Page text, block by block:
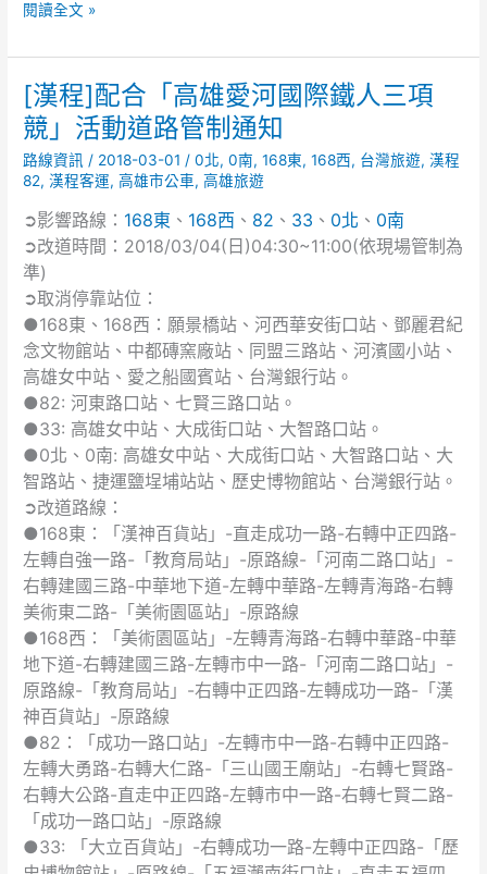
閱讀全文 »
[漢程]配合「高雄愛河國際鐵人三項
競」活動道路管制通知
路線資訊 / 2018-03-01 /0北,0南,168東,168西, 台灣旅遊,漢程
82,漢程客運,高雄市公車,高雄旅遊
➲影響路線： 168東 、 168西 、 82 、 33 、 0北 、 0南
➲改道時間：2018/03/04(日)04:30~11:00(依現場管制為
準)
➲取消停靠站位：
●168東、168西：願景橋站、河西華安街口站、鄧麗君紀
念文物館站、中都磚窯廠站、同盟三路站、河濱國小站、
高雄女中站、愛之船國賓站、台灣銀行站。
●82: 河東路口站、七賢三路口站。
●33: 高雄女中站、大成街口站、大智路口站。
●0北、0南: 高雄女中站、大成街口站、大智路口站、大
智路站、捷運鹽埕埔站站、歷史博物館站、台灣銀行站。
➲改道路線：
●168東：「漢神百貨站」-直走成功一路-右轉中正四路-
左轉自強一路-「教育局站」-原路線-「河南二路口站」-
右轉建國三路-中華地下道-左轉中華路-左轉青海路-右轉
美術東二路-「美術園區站」-原路線
●168西：「美術園區站」-左轉青海路-右轉中華路-中華
地下道-右轉建國三路-左轉市中一路-「河南二路口站」-
原路線-「教育局站」-右轉中正四路-左轉成功一路-「漢
神百貨站」-原路線
●82：「成功一路口站」-左轉市中一路-右轉中正四路-
左轉大勇路-右轉大仁路-「三山國王廟站」-右轉七賢路-
右轉大公路-直走中正四路-左轉市中一路-右轉七賢二路-
「成功一路口站」-原路線
●33: 「大立百貨站」-右轉成功一路-左轉中正四路-「歷
[漢
程]
配
合
「高
河
國
際
鐵
人
三
項
競」
活
動
管
制
通
知